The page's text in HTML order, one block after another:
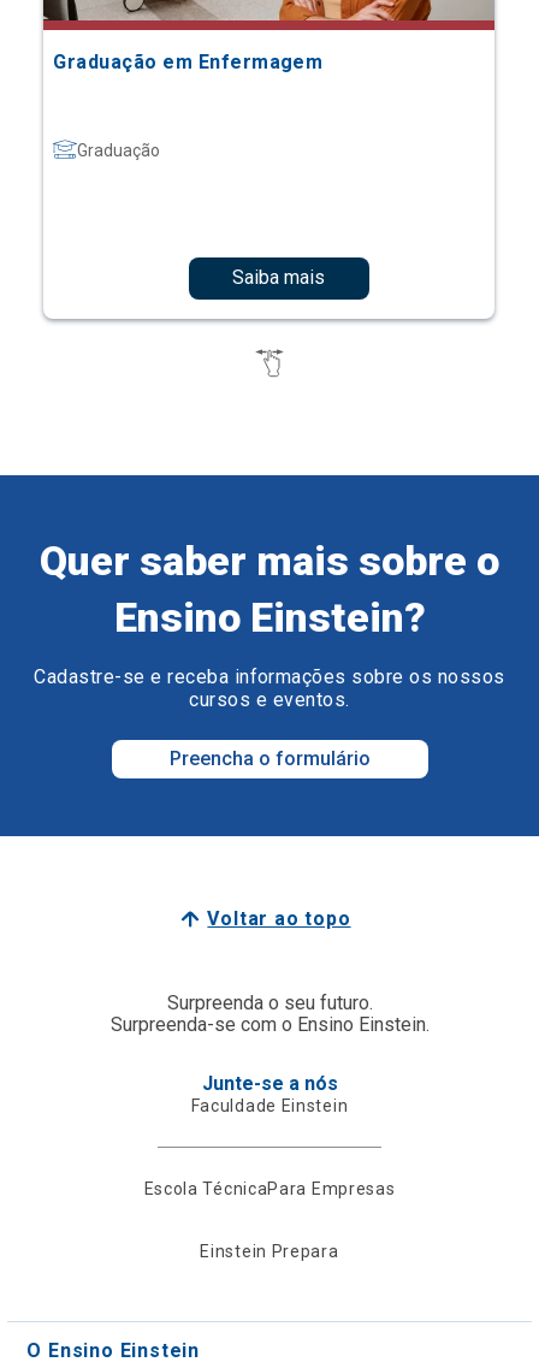
Graduação em Enfermagem
Graduação
Saiba mais
Quer saber mais sobre o
Ensino Einstein?
Cadastre-se e receba informações sobre os nossos
cursos e eventos.
Preencha o formulário
Voltar ao topo
Surpreenda o seu futuro.
Surpreenda-se com o Ensino Einstein.
Junte-se a nós
Faculdade Einstein
Escola TécnicaPara Empresas
Einstein Prepara
O Ensino Einstein